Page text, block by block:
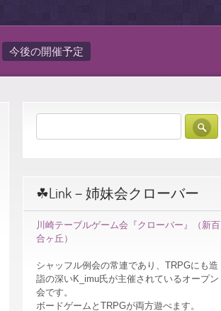
今後の開催予定
☘Link－姉妹会クローバー
川崎テーブルゲーム会『クローバー』（新百
合ヶ丘）
シャッフル例会の常連であり、TRPGにも造
詣の深いK_imu氏が主催されているオープン
会です。
ボードゲームとTRPGが両方遊べます。